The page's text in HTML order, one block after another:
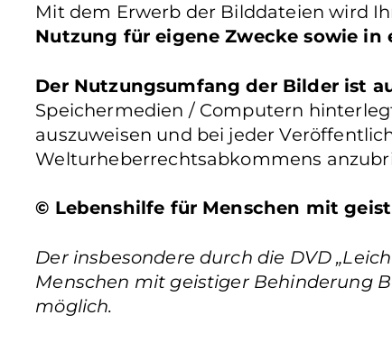
Mit dem Erwerb der Bilddateien wird
Nutzung für eigene Zwecke sowie
Der Nutzungsumfang der Bilder ist
Speichermedien / Computern
auszuweisen und bei jeder
Welturheberrechtsabkommens
© Lebenshilfe für Menschen mit
Der insbesondere durch die DVD
Menschen mit geistiger Behinderung
möglich.